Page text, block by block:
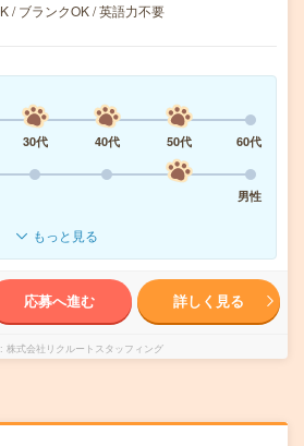
/ ブランクOK / 英語力不要
30代 40代 50代
60代
男性
もっと見る
応募へ進む 詳しく見る
株式会社リクルートスタッフィング